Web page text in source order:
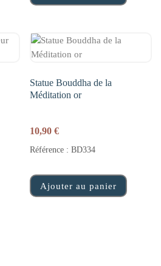
Statue Bouddha de la
Méditation or
10,90€
Référence : BD334
Ajouter au panier